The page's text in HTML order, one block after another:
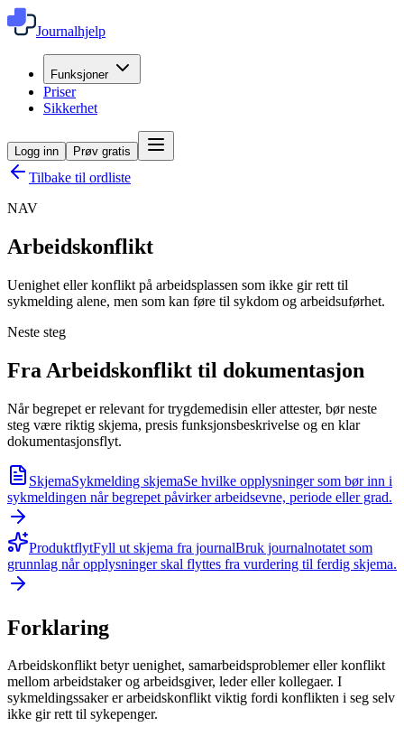
Journalhjelp
Funksjoner
Priser
Sikkerhet
Logg inn Prøv gratis
Tilbake til ordliste
NAV
Arbeidskonflikt
Uenighet eller konflikt på arbeidsplassen som ikke gir rett til
sykmelding alene, men som kan føre til sykdom og arbeidsuførhet.
Neste steg
Fra Arbeidskonflikt til dokumentasjon
Når begrepet er relevant for trygdemedisin eller attester, bør neste
steg være riktig skjema, presis funksjonsbeskrivelse og en klar
dokumentasjonsflyt.
SkjemaSykmelding skjemaSe hvilke opplysninger som bør inn i
sykmeldingen når begrepet påvirker arbeidsevne, periode eller grad.
ProduktflytFyll ut skjema fra journalBruk journalnotatet som
grunnlag når opplysninger skal flyttes fra vurdering til ferdig skjema.
Forklaring
Arbeidskonflikt betyr uenighet, samarbeidsproblemer eller konflikt
mellom arbeidstaker og arbeidsgiver, leder eller kollegaer. I
sykmeldingssaker er arbeidskonflikt viktig fordi konflikten i seg selv
ikke gir rett til sykepenger.